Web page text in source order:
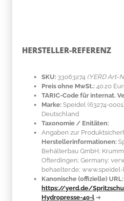
HERSTELLER-REFERENZ
SKU: 33063274 (YERD Art-
Preis ohne MwSt.: 40.20
TARIC-Code für internat.
Marke: Speidel (63274-
Deutschland
Taxonomie / Enitäten:
Angaben zur
Herstellerinformationen:
Behälterbau GmbH;
Ofterdingen; Germany;
behaelter.de;
Kanonische (offizielle) URL:
https://yerd.de/
Hydropresse-40-l ➔